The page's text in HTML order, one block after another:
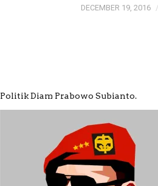
DECEMBER 19, 2016
Politik Diam Prabowo Subianto.